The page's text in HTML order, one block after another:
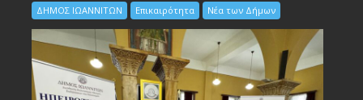
ΔΗΜΟΣ ΙΩΑΝΝΙΤΩΝ Επικαιρότητα Νέα των Δήμων